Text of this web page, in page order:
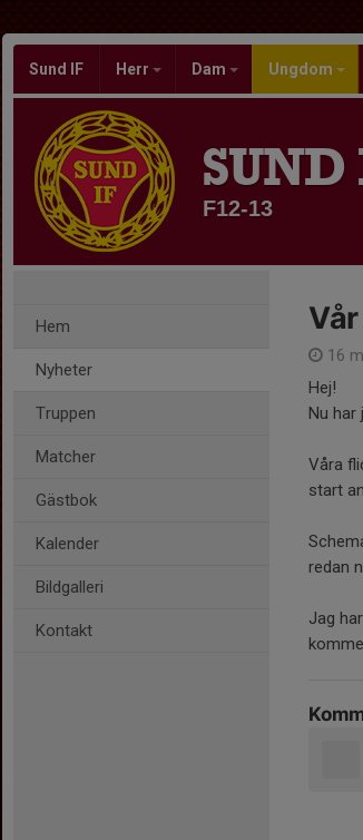
Sund IF Herr Dam Ungdom
F12-13
Hem
Nyheter
Truppen
Matcher
Gästbok
Kalender
Bildgalleri
Kontakt
16
Hej!
Nu har
Våra
start
redan
Jag